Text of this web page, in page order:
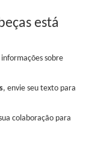
está
sobre
, envie seu texto para
colaboração para